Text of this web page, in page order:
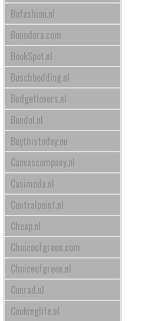
Bofashion.nl
Bonodora.com
BookSpot.nl
Boschbedding.nl
Budgetlovers.nl
Bundol.nl
Buythistoday.eu
Canvascompany.nl
Casimoda.nl
Centralpoint.nl
Cheap.nl
Choiceofgreen.com
Choiceofgreen.nl
Conrad.nl
Cookinglife.nl